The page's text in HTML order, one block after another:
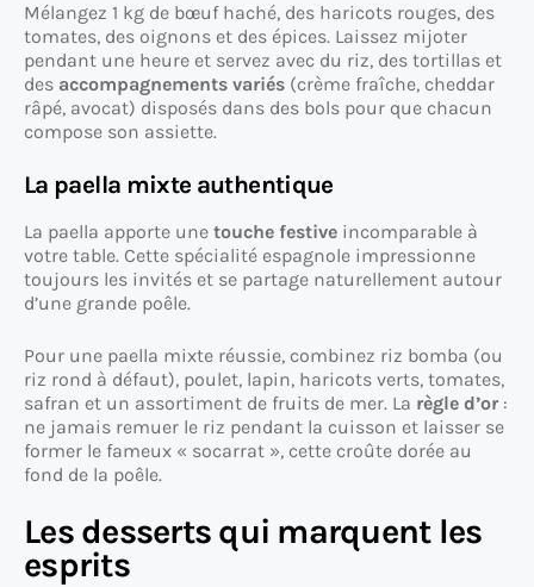
Mélangez 1 kg de bœuf haché, des haricots rouges, des
tomates, des oignons et des épices. Laissez mijoter
pendant une heure et servez avec du riz, des tortillas et
des accompagnements variés (crème fraîche, cheddar
râpé, avocat) disposés dans des bols pour que chacun
compose son assiette.
La paella mixte authentique
La paella apporte une touche festive incomparable à
votre table. Cette spécialité espagnole impressionne
toujours les invités et se partage naturellement autour
d’une grande poêle.
Pour une paella mixte réussie, combinez riz bomba (ou
riz rond à défaut), poulet, lapin, haricots verts, tomates,
safran et un assortiment de fruits de mer. La règle d’or :
ne jamais remuer le riz pendant la cuisson et laisser se
former le fameux « socarrat », cette croûte dorée au
fond de la poêle.
Les desserts qui marquent les
esprits